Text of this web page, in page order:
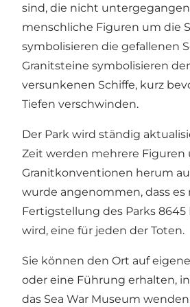
sind, die nicht
menschliche Figuren um die
symbolisieren die gefallenen
Granitsteine ​​symbolisieren
versunkenen Schiffe, kurz
Tiefen verschwinden.
Der Park wird ständig
Zeit werden mehrere Figuren
Granitkonventionen herum
wurde angenommen, dass es
Fertigstellung des Parks
wird, eine für jeden der Toten.
Sie können den Ort auf
oder eine Führung erhalten,
das Sea War Museum